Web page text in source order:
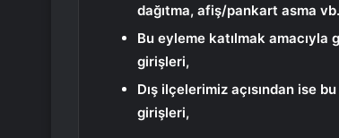
dağıtma, afiş/pankart asma
Bu eyleme katılmak amacıyla
girişleri,
Dış ilçelerimiz açısından ise
girişleri,